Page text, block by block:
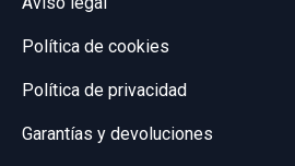
17,35 €
Política de cookies
Política de privacidad
Garantías y devoluciones